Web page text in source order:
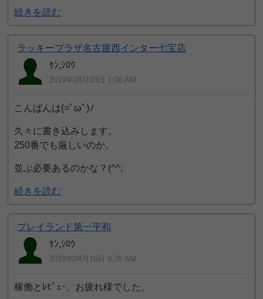
続きを読む
ラッキープラザ名古屋西インター七宝店
ｹﾝ,ｼﾛｳ
2019年08月03日 1:06 AM
こんばんは(=ﾟωﾟ)ﾉ
久々に書き込みします。
250番でも厳しいのか。
並ぶ必要あるのかな？(^^;
続きを読む
プレイランド第一平和
ｹﾝ,ｼﾛｳ
2019年04月16日 9:26 AM
稼働とﾚﾋﾞｭｰ、お疲れ様でした。